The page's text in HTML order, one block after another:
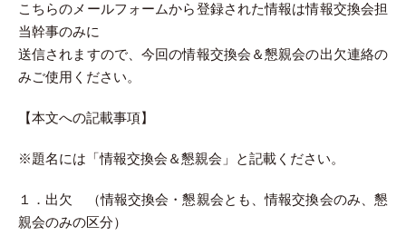
こちらのメールフォームから登録された情報は情報交換会担
当幹事のみに
送信されますので、今回の情報交換会＆懇親会の出欠連絡の
みご使用ください。
【本文への記載事項】
※題名には「情報交換会＆懇親会」と記載ください。
１．出欠 （情報交換会・懇親会とも、情報交換会のみ、懇
親会のみの区分）